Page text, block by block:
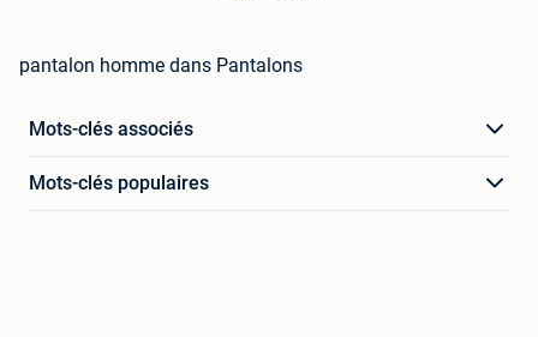
pantalon homme dans Pantalons
Mots-clés associés
Mots-clés populaires